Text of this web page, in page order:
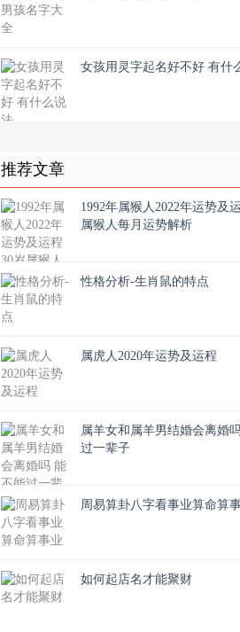
女孩用灵字起名好不好 有什
推荐文章
1992年属猴人2022年运势及
属猴人每月运势解析
性格分析-生肖鼠的特点
属虎人2020年运势及运程
属羊女和属羊男结婚会离婚
过一辈子
周易算卦八字看事业算命算
如何起店名才能聚财